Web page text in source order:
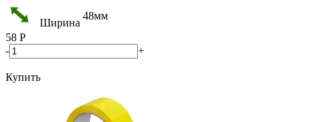
Ширина
48мм
58 Р
-
+
Купить